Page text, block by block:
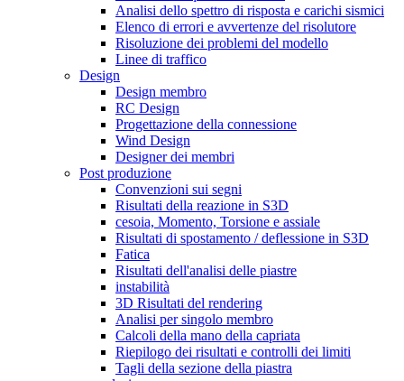
Analisi dello spettro di risposta e carichi sismici
Elenco di errori e avvertenze del risolutore
Risoluzione dei problemi del modello
Linee di traffico
Design
Design membro
RC Design
Progettazione della connessione
Wind Design
Designer dei membri
Post produzione
Convenzioni sui segni
Risultati della reazione in S3D
cesoia, Momento, Torsione e assiale
Risultati di spostamento / deflessione in S3D
Fatica
Risultati dell'analisi delle piastre
instabilità
3D Risultati del rendering
Analisi per singolo membro
Calcoli della mano della capriata
Riepilogo dei risultati e controlli dei limiti
Tagli della sezione della piastra